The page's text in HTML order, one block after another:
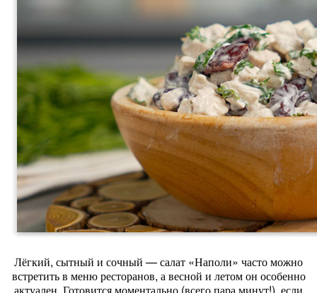
Лёгкий, сытный и сочный — салат «Наполи» часто можно
встретить в меню ресторанов, а весной и летом он особенно